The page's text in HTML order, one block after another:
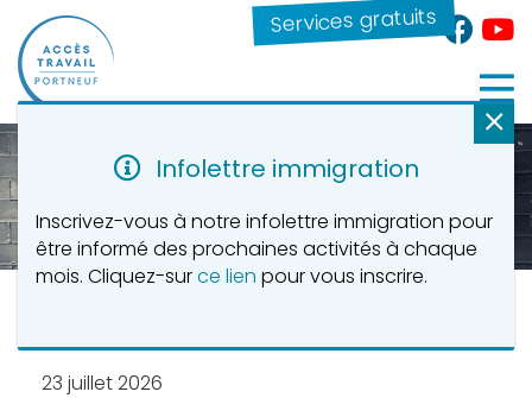
Infolettre immigration
Inscrivez-vous à notre infolettre immigration pour
être informé des prochaines activités à chaque
mois. Cliquez-surce lien pour vous inscrire.
Services gratuits
23 juillet 2026